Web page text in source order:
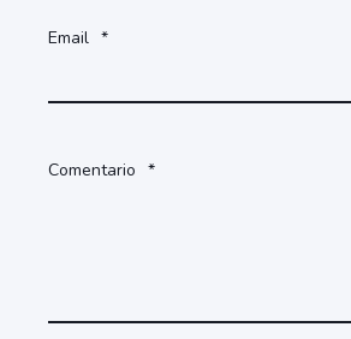
Email *
Comentario *